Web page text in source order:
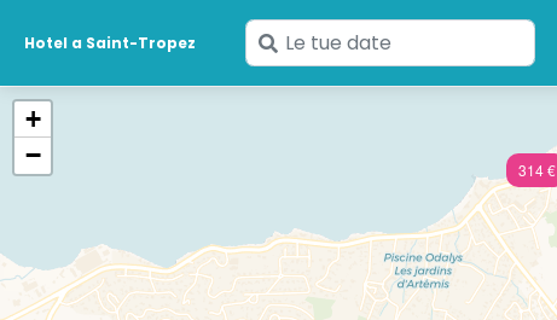
Hotel a Saint-Tropez
Inserisci
le
314 €
+
−